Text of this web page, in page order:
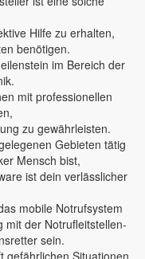
Hilfe zu erhalten,
benötigen.
im Bereich der
mit professionellen
zu gewährleisten.
Gebieten tätig
Mensch bist,
ist dein verlässlicher
mobile Notrufsystem
mit der Notrufleitstellen-
sein.